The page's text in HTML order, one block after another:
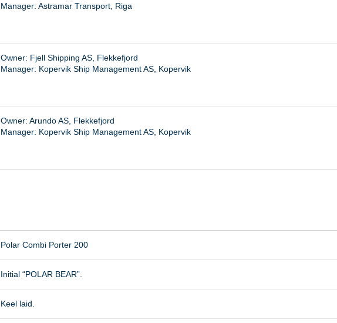
Manager: Astramar Transport, Riga
Owner: Fjell Shipping AS, Flekkefjord
Manager: Kopervik Ship Management AS, Kopervik
Owner: Arundo AS, Flekkefjord
Manager: Kopervik Ship Management AS, Kopervik
Polar Combi Porter 200
Initial “POLAR BEAR”.
Keel laid.